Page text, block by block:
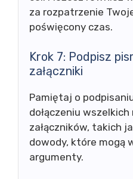
za rozpatrzenie
poświęcony czas.
Krok 7: Podpisz
załączniki
Pamiętaj o
dołączeniu
załączników, takich
dowody, które mogą
argumenty.